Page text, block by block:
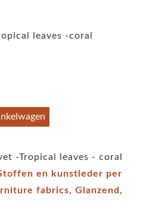
leaves -coral
-Tropical leaves - coral
en kunstleder per
fabrics, Glanzend ,